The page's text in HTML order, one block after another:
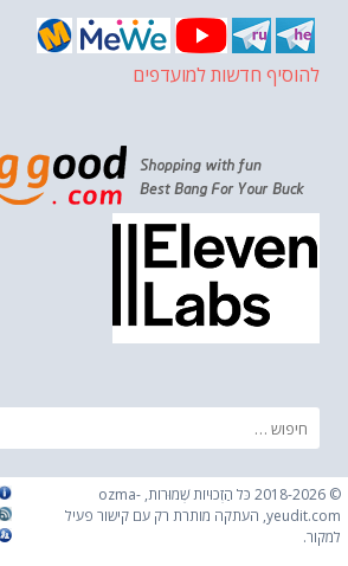
להוסיף חדשות למועדפים
חפש:
© 2018-2026 כֹּל הַזְכוּיוֹת שְׁמוּרוֹת, ozma-
yeudit.com, העתקה מותרת רק עם קישור פעיל
למקור.